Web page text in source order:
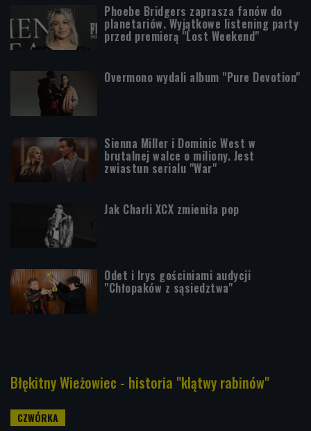
Phoebe Bridgers zaprasza fanów do
planetariów. Wyjątkowe listening party
przed premierą "Lost Weekend"
Overmono wydali album "Pure Devotion"
Sienna Miller i Dominic West w
brutalnej walce o miliony. Jest
zwiastun serialu "War"
Jak Charli XCX zmieniła pop
Odet i Irys gościniami audycji
"Chłopaków z sąsiedztwa"
Błękitny Wieżowiec - historia "klątwy rabinów"